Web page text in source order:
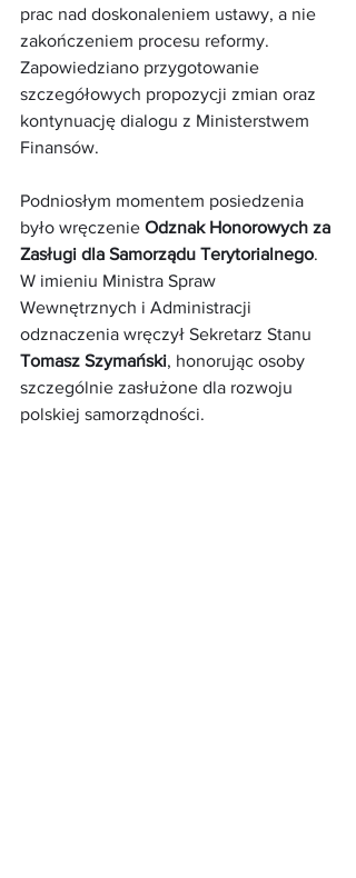
prac nad doskonaleniem ustawy, a nie
zakończeniem procesu reformy.
Zapowiedziano przygotowanie
szczegółowych propozycji zmian oraz
kontynuację dialogu z Ministerstwem
Finansów.
Podniosłym momentem posiedzenia
było wręczenie Odznak Honorowych za
Zasługi dla Samorządu Terytorialnego.
W imieniu Ministra Spraw
Wewnętrznych i Administracji
odznaczenia wręczył Sekretarz Stanu
Tomasz Szymański, honorując osoby
szczególnie zasłużone dla rozwoju
polskiej samorządności.